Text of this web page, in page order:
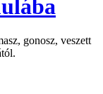
gonosz, veszett